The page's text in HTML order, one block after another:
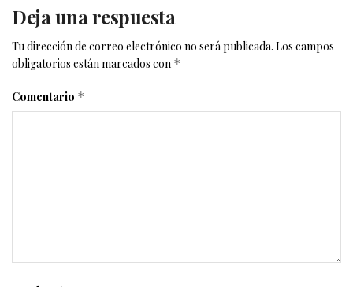
Deja una respuesta
Tu dirección de correo electrónico no será publicada. Los campos
obligatorios están marcados con *
Comentario *